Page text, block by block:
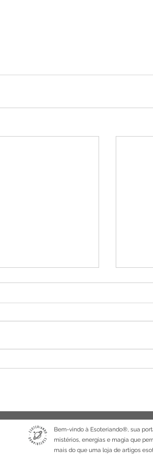
Bem-vindo à Esoteriando®, sua
mistérios, energias e magia que
mais do que uma loja de artigos